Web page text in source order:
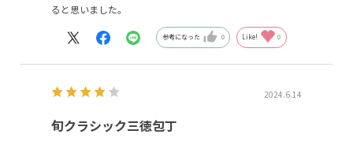
ると思いました。
参考になった 0 Like! 0
2024.6.14
旬クラシック三徳包丁